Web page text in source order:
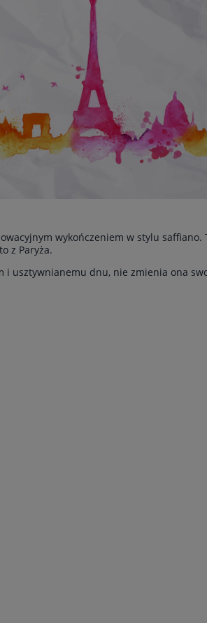
wykończeniem w stylu saffiano.
z Paryża.
i usztywnianemu dnu, nie zmienia ona